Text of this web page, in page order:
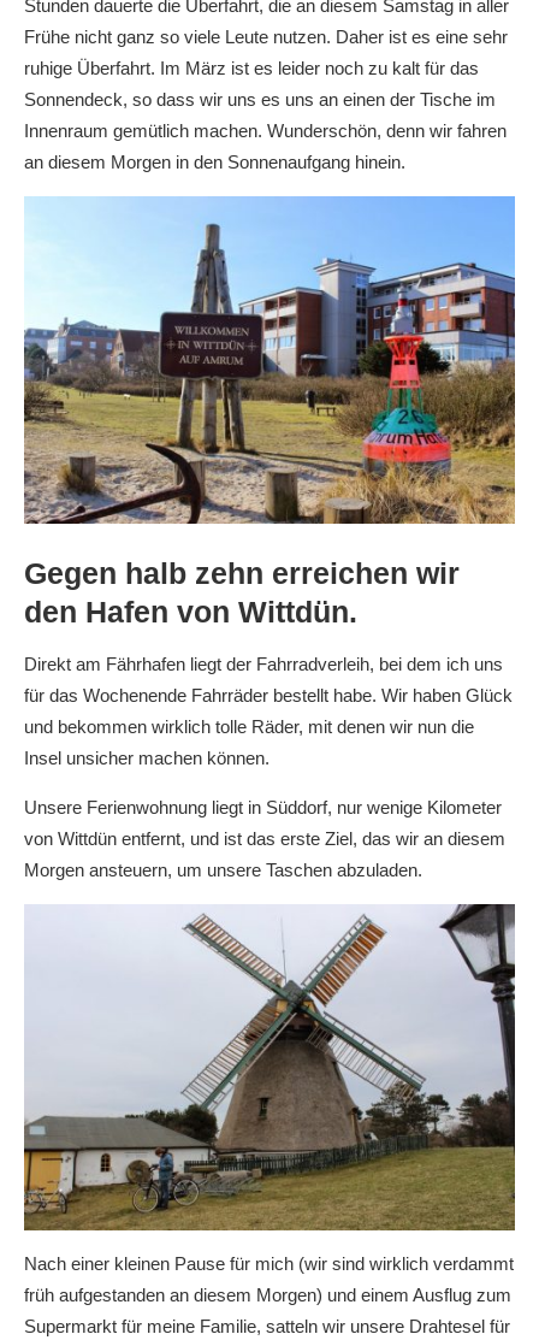
Stunden dauerte die Überfahrt, die an diesem Samstag in aller
Frühe nicht ganz so viele Leute nutzen. Daher ist es eine sehr
ruhige Überfahrt. Im März ist es leider noch zu kalt für das
Sonnendeck, so dass wir uns es uns an einen der Tische im
Innenraum gemütlich machen. Wunderschön, denn wir fahren
an diesem Morgen in den Sonnenaufgang hinein.
Gegen halb zehn erreichen wir
den Hafen von Wittdün.
Direkt am Fährhafen liegt der Fahrradverleih, bei dem ich uns
für das Wochenende Fahrräder bestellt habe. Wir haben Glück
und bekommen wirklich tolle Räder, mit denen wir nun die
Insel unsicher machen können.
Unsere Ferienwohnung liegt in Süddorf, nur wenige Kilometer
von Wittdün entfernt, und ist das erste Ziel, das wir an diesem
Morgen ansteuern, um unsere Taschen abzuladen.
Nach einer kleinen Pause für mich (wir sind wirklich verdammt
früh aufgestanden an diesem Morgen) und einem Ausflug zum
Supermarkt für meine Familie, satteln wir unsere Drahtesel für